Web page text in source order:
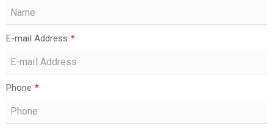
E-mail Address *
Phone *